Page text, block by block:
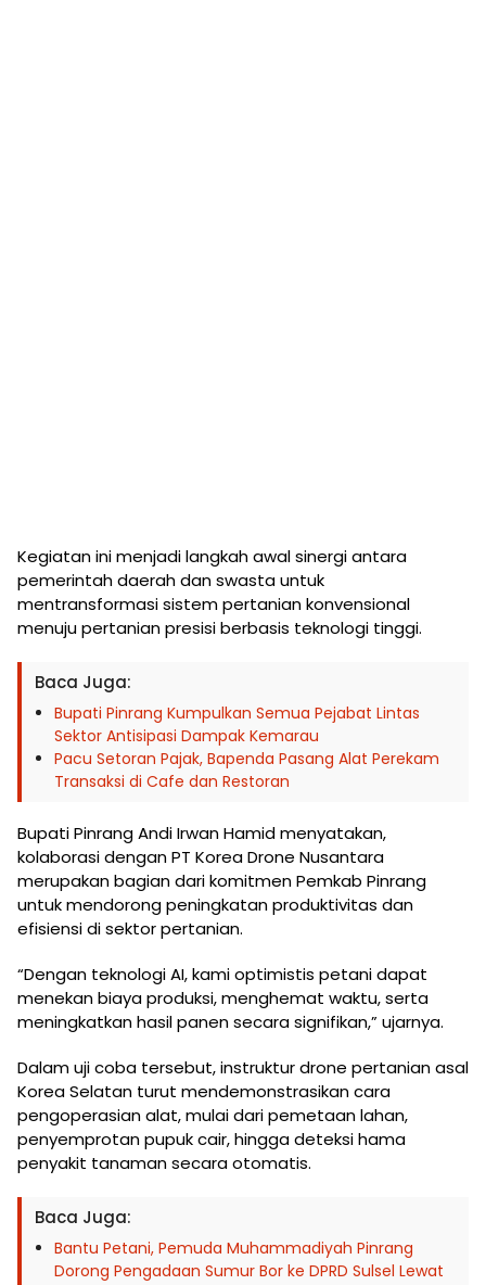
Kegiatan ini menjadi langkah awal sinergi antara
pemerintah daerah dan swasta untuk
mentransformasi sistem pertanian konvensional
menuju pertanian presisi berbasis teknologi tinggi.
Baca Juga:
Bupati Pinrang Kumpulkan Semua Pejabat Lintas
Sektor Antisipasi Dampak Kemarau
Pacu Setoran Pajak, Bapenda Pasang Alat Perekam
Transaksi di Cafe dan Restoran
Bupati Pinrang Andi Irwan Hamid menyatakan,
kolaborasi dengan PT Korea Drone Nusantara
merupakan bagian dari komitmen Pemkab Pinrang
untuk mendorong peningkatan produktivitas dan
efisiensi di sektor pertanian.
“Dengan teknologi AI, kami optimistis petani dapat
menekan biaya produksi, menghemat waktu, serta
meningkatkan hasil panen secara signifikan,” ujarnya.
Dalam uji coba tersebut, instruktur drone pertanian asal
Korea Selatan turut mendemonstrasikan cara
pengoperasian alat, mulai dari pemetaan lahan,
penyemprotan pupuk cair, hingga deteksi hama
penyakit tanaman secara otomatis.
Baca Juga:
Bantu Petani, Pemuda Muhammadiyah Pinrang
Dorong Pengadaan Sumur Bor ke DPRD Sulsel Lewat